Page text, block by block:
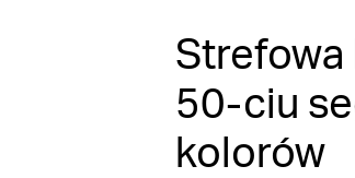
50-ciu
kolorów